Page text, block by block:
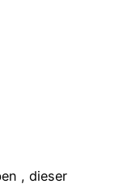
, dieser